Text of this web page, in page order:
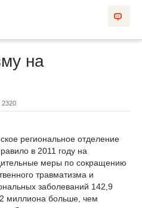
на
2320
региональное отделение
в 2011 году на
меры по сокращению
травматизма и
заболеваний 142,9
миллиона больше, чем